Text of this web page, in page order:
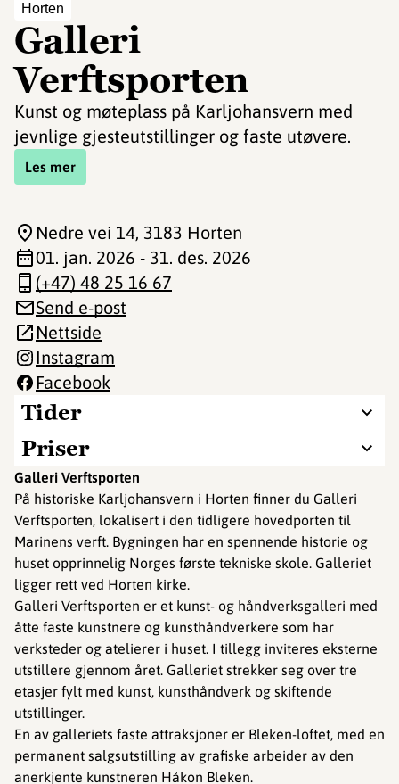
Horten
Galleri
Verftsporten
Kunst og møteplass på Karljohansvern med
jevnlige gjesteutstillinger og faste utøvere.
Les mer
Tider
Priser
Galleri Verftsporten
På historiske Karljohansvern i Horten finner du Galleri
Verftsporten, lokalisert i den tidligere hovedporten til
Marinens verft. Bygningen har en spennende historie og
huset opprinnelig Norges første tekniske skole. Galleriet
ligger rett ved Horten kirke.
Galleri Verftsporten er et kunst- og håndverksgalleri med
åtte faste kunstnere og kunsthåndverkere som har
verksteder og atelierer i huset. I tillegg inviteres eksterne
utstillere gjennom året. Galleriet strekker seg over tre
etasjer fylt med kunst, kunsthåndverk og skiftende
utstillinger.
En av galleriets faste attraksjoner er Bleken-loftet, med en
permanent salgsutstilling av grafiske arbeider av den
anerkjente kunstneren Håkon Bleken.
Nedre vei 14, 3183 Horten
01. jan. 2026 - 31. des. 2026
(+47) 48 25 16 67
Send e-post
Nettside
Instagram
Facebook